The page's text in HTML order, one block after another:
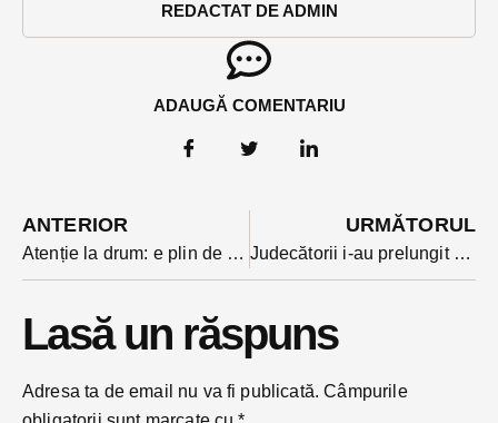
REDACTAT DE ADMIN
ADAUGĂ COMENTARIU
ANTERIOR
Atenție la drum: e plin de accidente din cauza neatenției înaintea Revelionului
URMĂTORUL
Judecătorii i-au prelungit astăzi arestul preventiv individului care și-a măcelărit soția la începutul lunii decembrie. Mandatul ar fi expirat în primele zile ale anului
Lasă un răspuns
Adresa ta de email nu va fi publicată. Câmpurile